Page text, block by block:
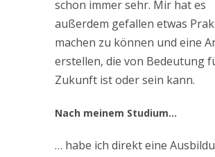
schon immer sehr. Mir hat es
außerdem gefallen etwas
machen zu können und eine
erstellen, die von Bedeutung
Zukunft ist oder sein kann.
Nach meinem Studium…
… habe ich direkt eine